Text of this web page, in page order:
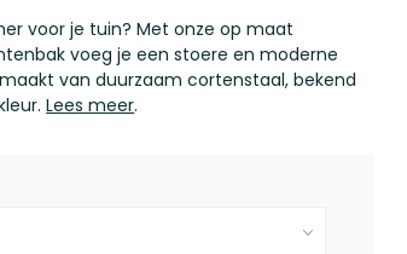
voor je tuin? Met onze op maat
voeg je een stoere en moderne
van duurzaam cortenstaal, bekend
Lees meer.